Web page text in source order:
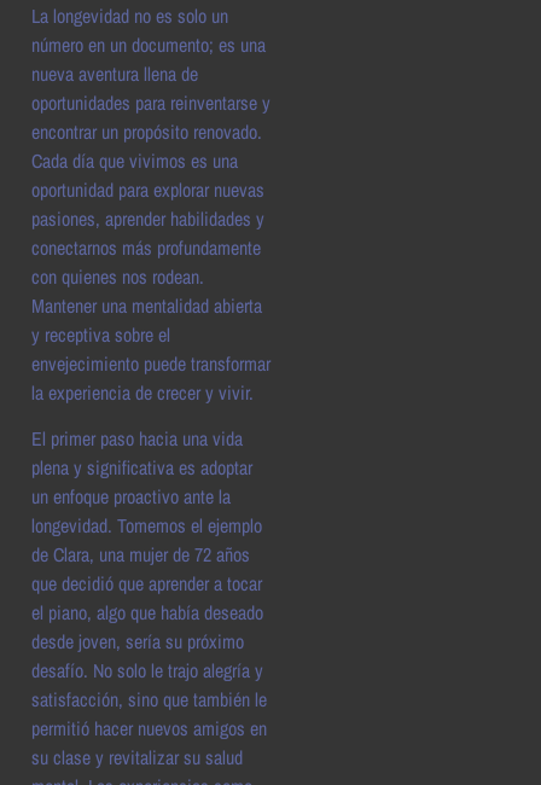
La longevidad no es solo un
número en un documento; es una
nueva aventura llena de
oportunidades para reinventarse y
encontrar un propósito renovado.
Cada día que vivimos es una
oportunidad para explorar nuevas
pasiones, aprender habilidades y
conectarnos más profundamente
con quienes nos rodean.
Mantener una mentalidad abierta
y receptiva sobre el
envejecimiento puede transformar
la experiencia de crecer y vivir.
El primer paso hacia una vida
plena y significativa es adoptar
un enfoque proactivo ante la
longevidad. Tomemos el ejemplo
de Clara, una mujer de 72 años
que decidió que aprender a tocar
el piano, algo que había deseado
desde joven, sería su próximo
desafío. No solo le trajo alegría y
satisfacción, sino que también le
permitió hacer nuevos amigos en
su clase y revitalizar su salud